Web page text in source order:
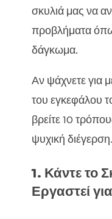
σκυλιά μας να
προβλήματα
δάγκωμα.
Αν ψάχνετε για
του εγκεφάλου
βρείτε 10
ψυχική διέγερση.
1. Κάντε το
Εργαστεί